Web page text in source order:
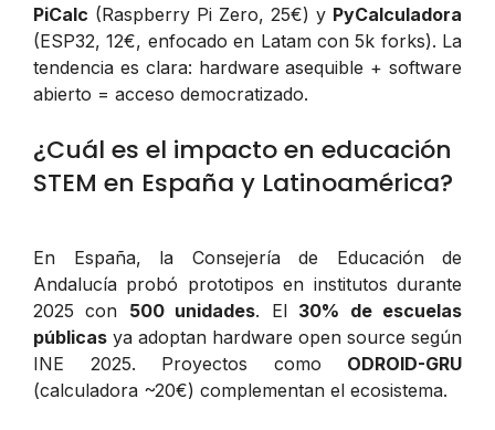
PiCalc (Raspberry Pi Zero, 25€) y PyCalculadora
(ESP32, 12€, enfocado en Latam con 5k forks). La
tendencia es clara: hardware asequible + software
abierto = acceso democratizado.
¿Cuál es el impacto en educación
STEM en España y Latinoamérica?
En España, la Consejería de Educación de
Andalucía probó prototipos en institutos durante
2025 con 500 unidades. El 30% de escuelas
públicas ya adoptan hardware open source según
INE 2025. Proyectos como ODROID-GRU
(calculadora ~20€) complementan el ecosistema.